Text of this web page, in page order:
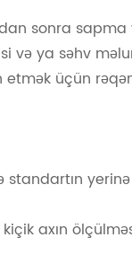
sonra
və ya səhv
etmək üçün
axın